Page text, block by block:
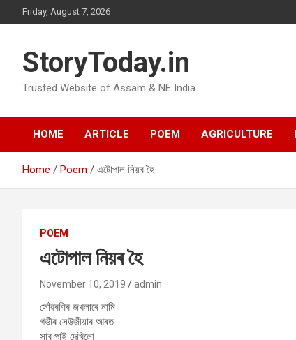
to
Friday, August 7, 2026
StoryToday.in
Trusted Website of Assam & NE India
HOME ARTICLE POEM AGRICULTURE
Home Poem এটোপাল নিয়ৰ হৈ
POEM
এটোপাল নিয়ৰ হৈ
November 10, 2019 admin
সোঁৱৰণিৰ জখলাৰে নামি
গভীৰ সেউজীয়াৰ আৰত
সাৰ পাই দেখিলো